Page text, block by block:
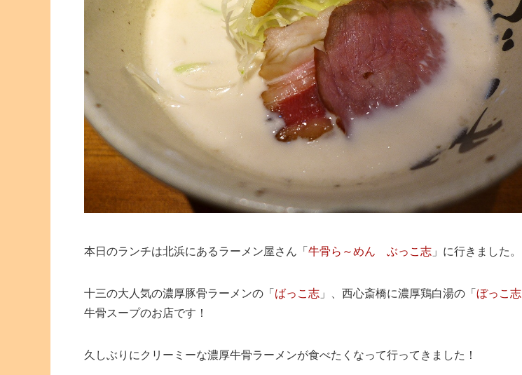
本日のランチは北浜にあるラーメン屋さん「 牛骨ら～めん ぶっこ志 」に行きました。
十三の大人気の濃厚豚骨ラーメンの「 ばっこ志 」、西心斎橋に濃厚鶏白湯の「 ぼっこ志
牛骨スープのお店です！
久しぶりにクリーミーな濃厚牛骨ラーメンが食べたくなって行ってきました！